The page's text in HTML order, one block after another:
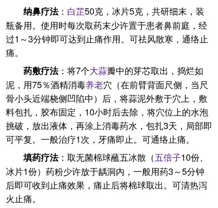
纳鼻疗法： 白芷50克，冰片5克，共研细末，装
瓶备用。使用时每次取药末少许置于患者鼻前庭，经
过1～3分钟即可达到止痛作用。可祛风散寒，通络止
痛。
药敷疗法：将7个大蒜瓣中的芽芯取出，捣烂如
泥，用75％酒精消毒养老穴（在前臂背面尺侧，当尺
骨小头近端桡侧凹陷中）后，将蒜泥外敷于穴上，敷
料包扎，胶布固定，10小时后去除，将穴位上的水泡
挑破，放出液体，再涂上消毒药水，包扎3天，局部即
可平复。一般治疗1次，牙痛即止。可通络止痛。
填药疗法：取无菌棉球蘸五冰散（五倍子10份、
冰片1份）药粉少许放于龋洞内，一般用药3～5分钟
后即可收到止痛效果，痛止后将棉球取出。可清热泻
火止痛。